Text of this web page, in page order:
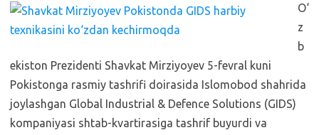
O‘
z
b
ekiston Prezidenti Shavkat Mirziyoyev 5-fevral kuni
Pokistonga rasmiy tashrifi doirasida Islomobod shahrida
joylashgan Global Industrial & Defence Solutions (GIDS)
kompaniyasi shtab-kvartirasiga tashrif buyurdi va